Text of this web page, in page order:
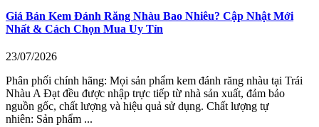
Giá Bán Kem Đánh Răng Nhàu Bao Nhiêu? Cập Nhật Mới
Nhất & Cách Chọn Mua Uy Tín
23/07/2026
Phân phối chính hãng: Mọi sản phẩm kem đánh răng nhàu tại Trái
Nhàu A Đạt đều được nhập trực tiếp từ nhà sản xuất, đảm bảo
nguồn gốc, chất lượng và hiệu quả sử dụng. Chất lượng tự
nhiên: Sản phẩm ...